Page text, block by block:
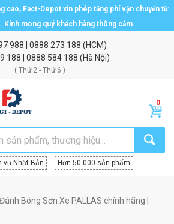
cao, Fact-Depot xin phép tăng phí vận chuyển từ
Kính mong quý khách hàng thông cảm.
988 0888 273 188 (HCM)
188
0888 584 188 (Hà Nội)
( Thứ 2 - Thứ 6 )
vụ Nhật Bản Hơn 50.000 sản phẩm
Bóng Sơn Xe PALLAS chính hãng |